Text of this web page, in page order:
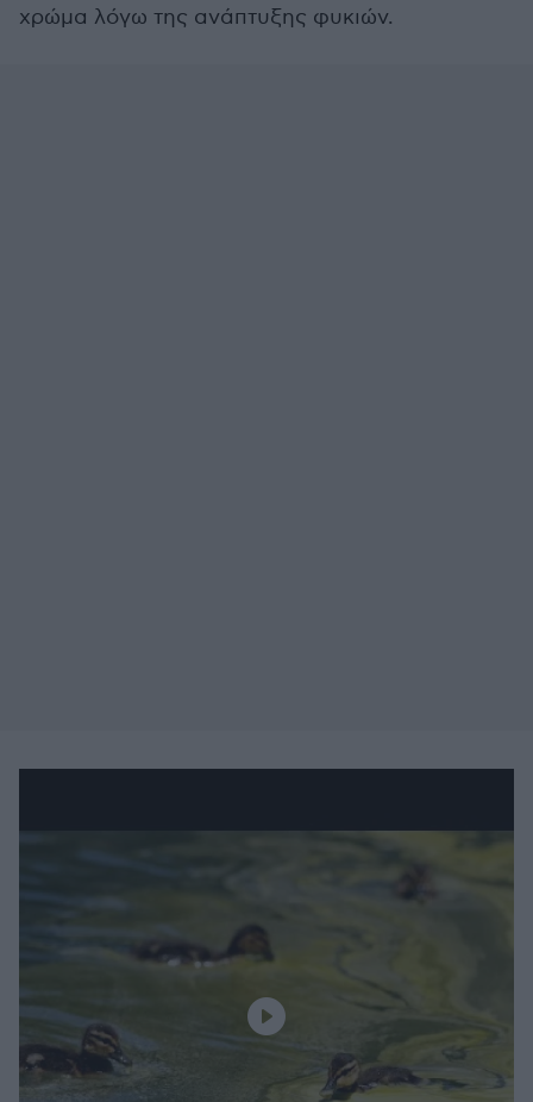
χρώμα λόγω της ανάπτυξης φυκιών.